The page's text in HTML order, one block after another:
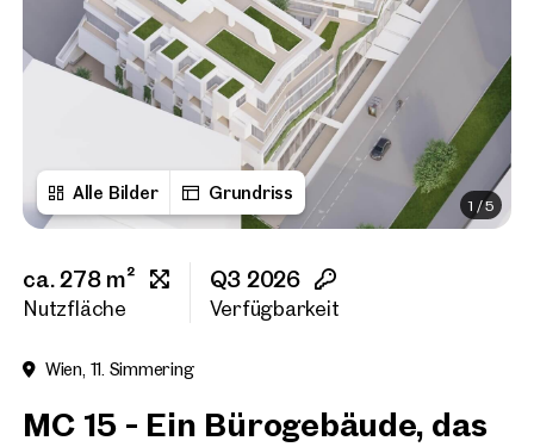
Alle Bilder Grundriss
1 /5
ca. 278 m²
Nutzfläche
Q3 2026
Verfügbarkeit
Wien, 11. Simmering
MC 15 - Ein Bürogebäude, das
Anrede
Bitte wählen
Titel (optional)
Vorname
Nachname
Direkte:r Ansprechpartner:in
Anrufen oder Rückruf vereinbaren